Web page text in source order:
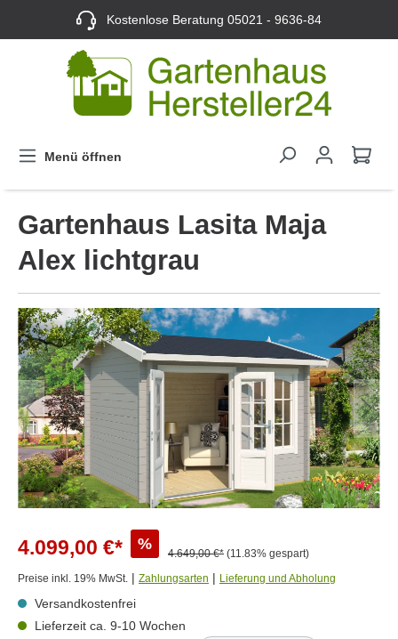
Kostenlose Beratung05021 - 9636-84
Menü öffnen
Gartenhaus Lasita Maja
Alex lichtgrau
4.099,00 €* %
4.649,00 €* (11.83% gespart)
Preise inkl. 19% MwSt. | Zahlungsarten | Lieferung und Abholung
Versandkostenfrei
Lieferzeit ca. 9-10 Wochen